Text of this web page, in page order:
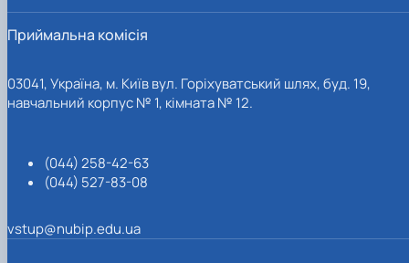
Приймальна комісія
03041, Україна, м. Київ вул. Горіхуватський шлях, буд. 19,
навчальний корпус № 1, кімната № 12.
(044) 258-42-63
(044) 527-83-08
vstup@nubip.edu.ua